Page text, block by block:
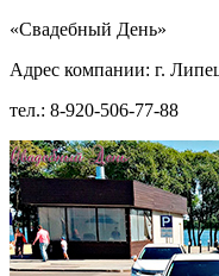
«Свадебный День»
Адрес компании: г.
тел.: 8-920-506-77-88